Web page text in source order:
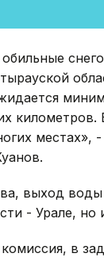
местах»,
выход воды
- Урале, но
в